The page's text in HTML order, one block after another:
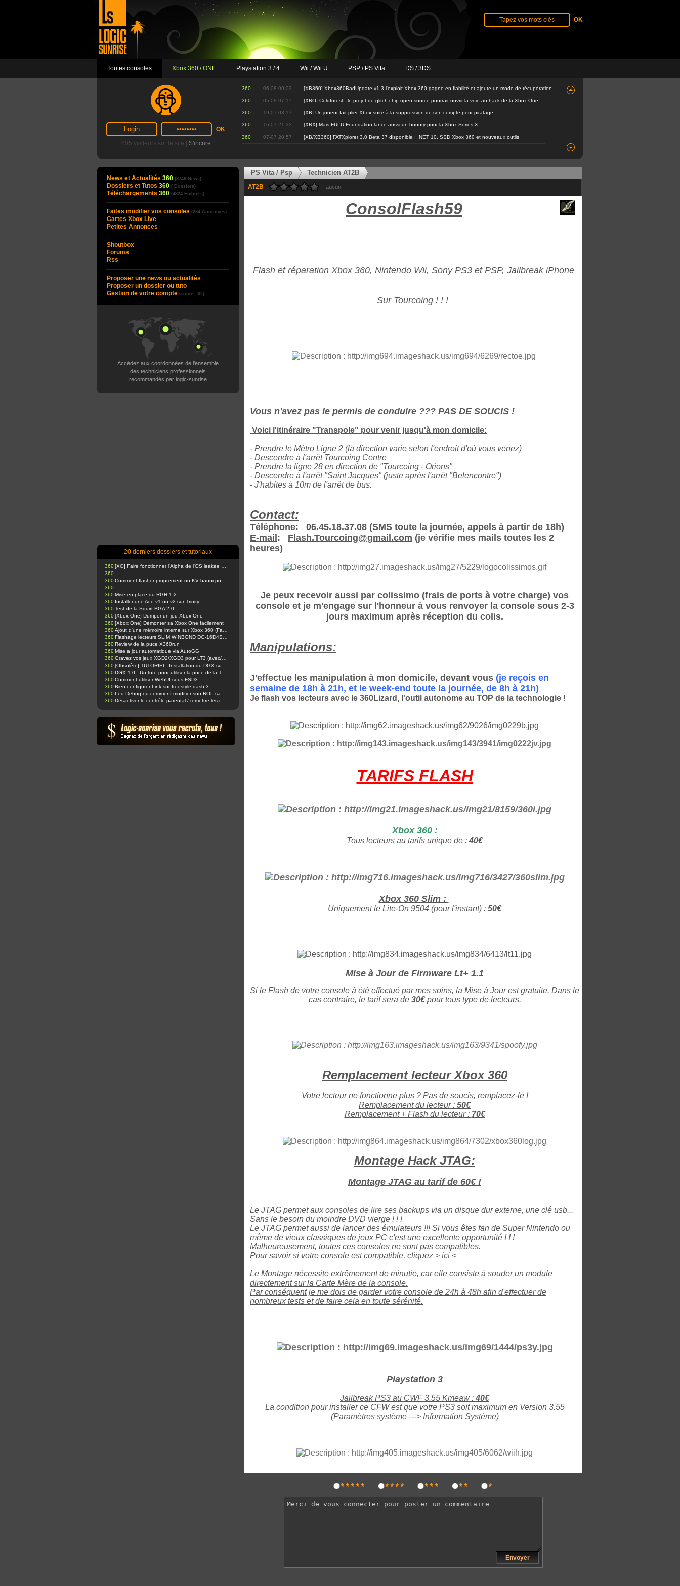
Toutes consoles Xbox 360 / ONE Playstation 3 / 4 Wii / Wii U PSP / PS Vita DS / 3DS
605 visiteurs sur le site | S'incrire
360 06-08 09:03 [XB360] Xbox360BadUpdate v1.3 l'exploit Xbox 360 gagne en fiabilité et ajoute un mode de récupération
360 05-08 07:17 [XBO] Coldforest : le projet de glitch chip open source pourrait ouvrir la voie au hack de la Xbox One
360 19-07 08:17 [XB] Un joueur fait plier Xbox suite à la suppression de son compte pour piratage
360 16-07 21:33 [XBX] Mais FULU Foundation lance aussi un bounty pour la Xbox Series X
360 07-07 20:57 [XB/XB360] FATXplorer 3.0 Beta 37 disponible : .NET 10, SSD Xbox 360 et nouveaux outils
News et Actualités 360 (3748 News)
Dossiers et Tutos 360 ( Dossiers)
Téléchargements 360 (4824 Fichiers)
Faites modifier vos consoles (284 Annonces)
Cartes Xbox Live
Petites Annonces
Shoutbox
Forums
Rss
Proposer une news ou actualités
Proposer un dossier ou tuto
Gestion de votre compte (solde : 0€)
Accédez aux coordonnées de l’ensemble
des techniciens professionnels
recommandés par logic-sunrise
20 derniers dossiers et tutoriaux
360
360
360
360
360Mise en place du RGH 1.2
360 Installer une Ace v1 ou v2 sur Trinity
360Test de la Squirt BGA 2.0
360[Xbox One] Dumper un jeu Xbox One
360[Xbox One] Démonter sa Xbox One facilement
360
360
360Review de la puce X360run
360Mise a jour automatique via AutoGG
360
360
360
DGX 1.0 : Un tuto pour utiliser la puce de la Team Xecuter
360Comment utiliser WebUI sous FSD3
360Bien configurer Link sur freestyle dash 3
360
360
Désactiver le contrôle parental / remettre les réglages d'usine.
PS Vita / Psp Technicien AT2B
AT2B aucun
ConsolFlash59
Flash et réparation Xbox 360, Nintendo Wii, Sony PS3 et PSP, Jailbreak iPhone
Sur Tourcoing ! ! !
Vous n'avez pas le permis de conduire ??? PAS DE SOUCIS !
Voici l'itinéraire "Transpole" pour venir jusqu'à mon domicile:
- Prendre le Métro Ligne 2 (la direction varie selon l'endroit d'où vous venez)
- Descendre à l'arrêt Tourcoing Centre
- Prendre la ligne 28 en direction de "Tourcoing - Orions"
- Descendre à l'arrêt "Saint Jacques" (juste après l'arrêt "Belencontre")
- J'habites à 10m de l'arrêt de bus.
Contact:
Téléphone: 06.45.18.37.08 (SMS toute la journée, appels à partir de 18h)
E-mail : Flash.Tourcoing@gmail.com (je vérifie mes mails toutes les 2
heures)
Je peux recevoir aussi par colissimo (frais de ports à votre charge) vos
console et je m'engage sur l'honneur à vous renvoyer la console sous 2-3
jours maximum après réception du colis.
Manipulations:
J'effectue les manipulation à mon domicile, devant vous (je reçois en
semaine de 18h à 21h, et le week-end toute la journée, de 8h à 21h)
Je flash vos lecteurs avec le 360Lizard, l'outil autonome au TOP de la technologie !
TARIFS FLASH
Xbox 360 :
Tous lecteurs au tarifs unique de : 40€
Xbox 360 Slim :
Uniquement le Lite-On 9504 (pour l'instant) : 50€
Mise à Jour de Firmware Lt+ 1.1
Si le Flash de votre console à été effectué par mes soins, la Mise à Jour est gratuite. Dans le
cas contraire, le tarif sera de 30€pour tous type de lecteurs.
Remplacement lecteur Xbox 360
Votre lecteur ne fonctionne plus ? Pas de soucis, remplacez-le !
Remplacement du lecteur : 50€
Remplacement + Flash du lecteur : 70€
Montage Hack JTAG:
Montage JTAG au tarif de 60€ !
Le JTAG permet aux consoles de lire ses backups via un disque dur externe, une clé usb...
Sans le besoin du moindre DVD vierge ! ! !
Le JTAG permet aussi de lancer des émulateurs !!! Si vous êtes fan de Super Nintendo ou
même de vieux classiques de jeux PC c'est une excellente opportunité ! ! !
Malheureusement, toutes ces consoles ne sont pas compatibles.
Pour savoir si votre console est compatible, cliquez > ici <
Le Montage nécessite extrêmement de minutie, car elle consiste à souder un module
directement sur la Carte Mère de la console.
Par conséquent je me dois de garder votre console de 24h à 48h afin d'effectuer de
nombreux tests et de faire cela en toute sérénité.
Playstation 3
Jailbreak PS3 au CWF 3.55 Kmeaw : 40€
La condition pour installer ce CFW est que votre PS3 soit maximum en Version 3.55
(Paramètres système ---> Information Système)
***** **** *** ** *
Envoyer